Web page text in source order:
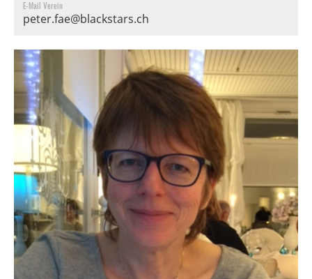
E-Mail Verein
peter.fae@blackstars.ch